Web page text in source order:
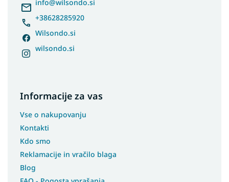
info@wilsondo.si
+38628285920
Wilsondo.si
wilsondo.si
Informacije za vas
Vse o nakupovanju
Kontakti
Kdo smo
Reklamacije in vračilo blaga
Blog